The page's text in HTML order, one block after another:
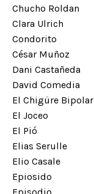
Chucho Roldan
Clara Ulrich
Condorito
César Muñoz
Dani Castañeda
David Comedia
El Chigüre Bipolar
El Joceo
El Pió
Elias Serulle
Elio Casale
Epiosido